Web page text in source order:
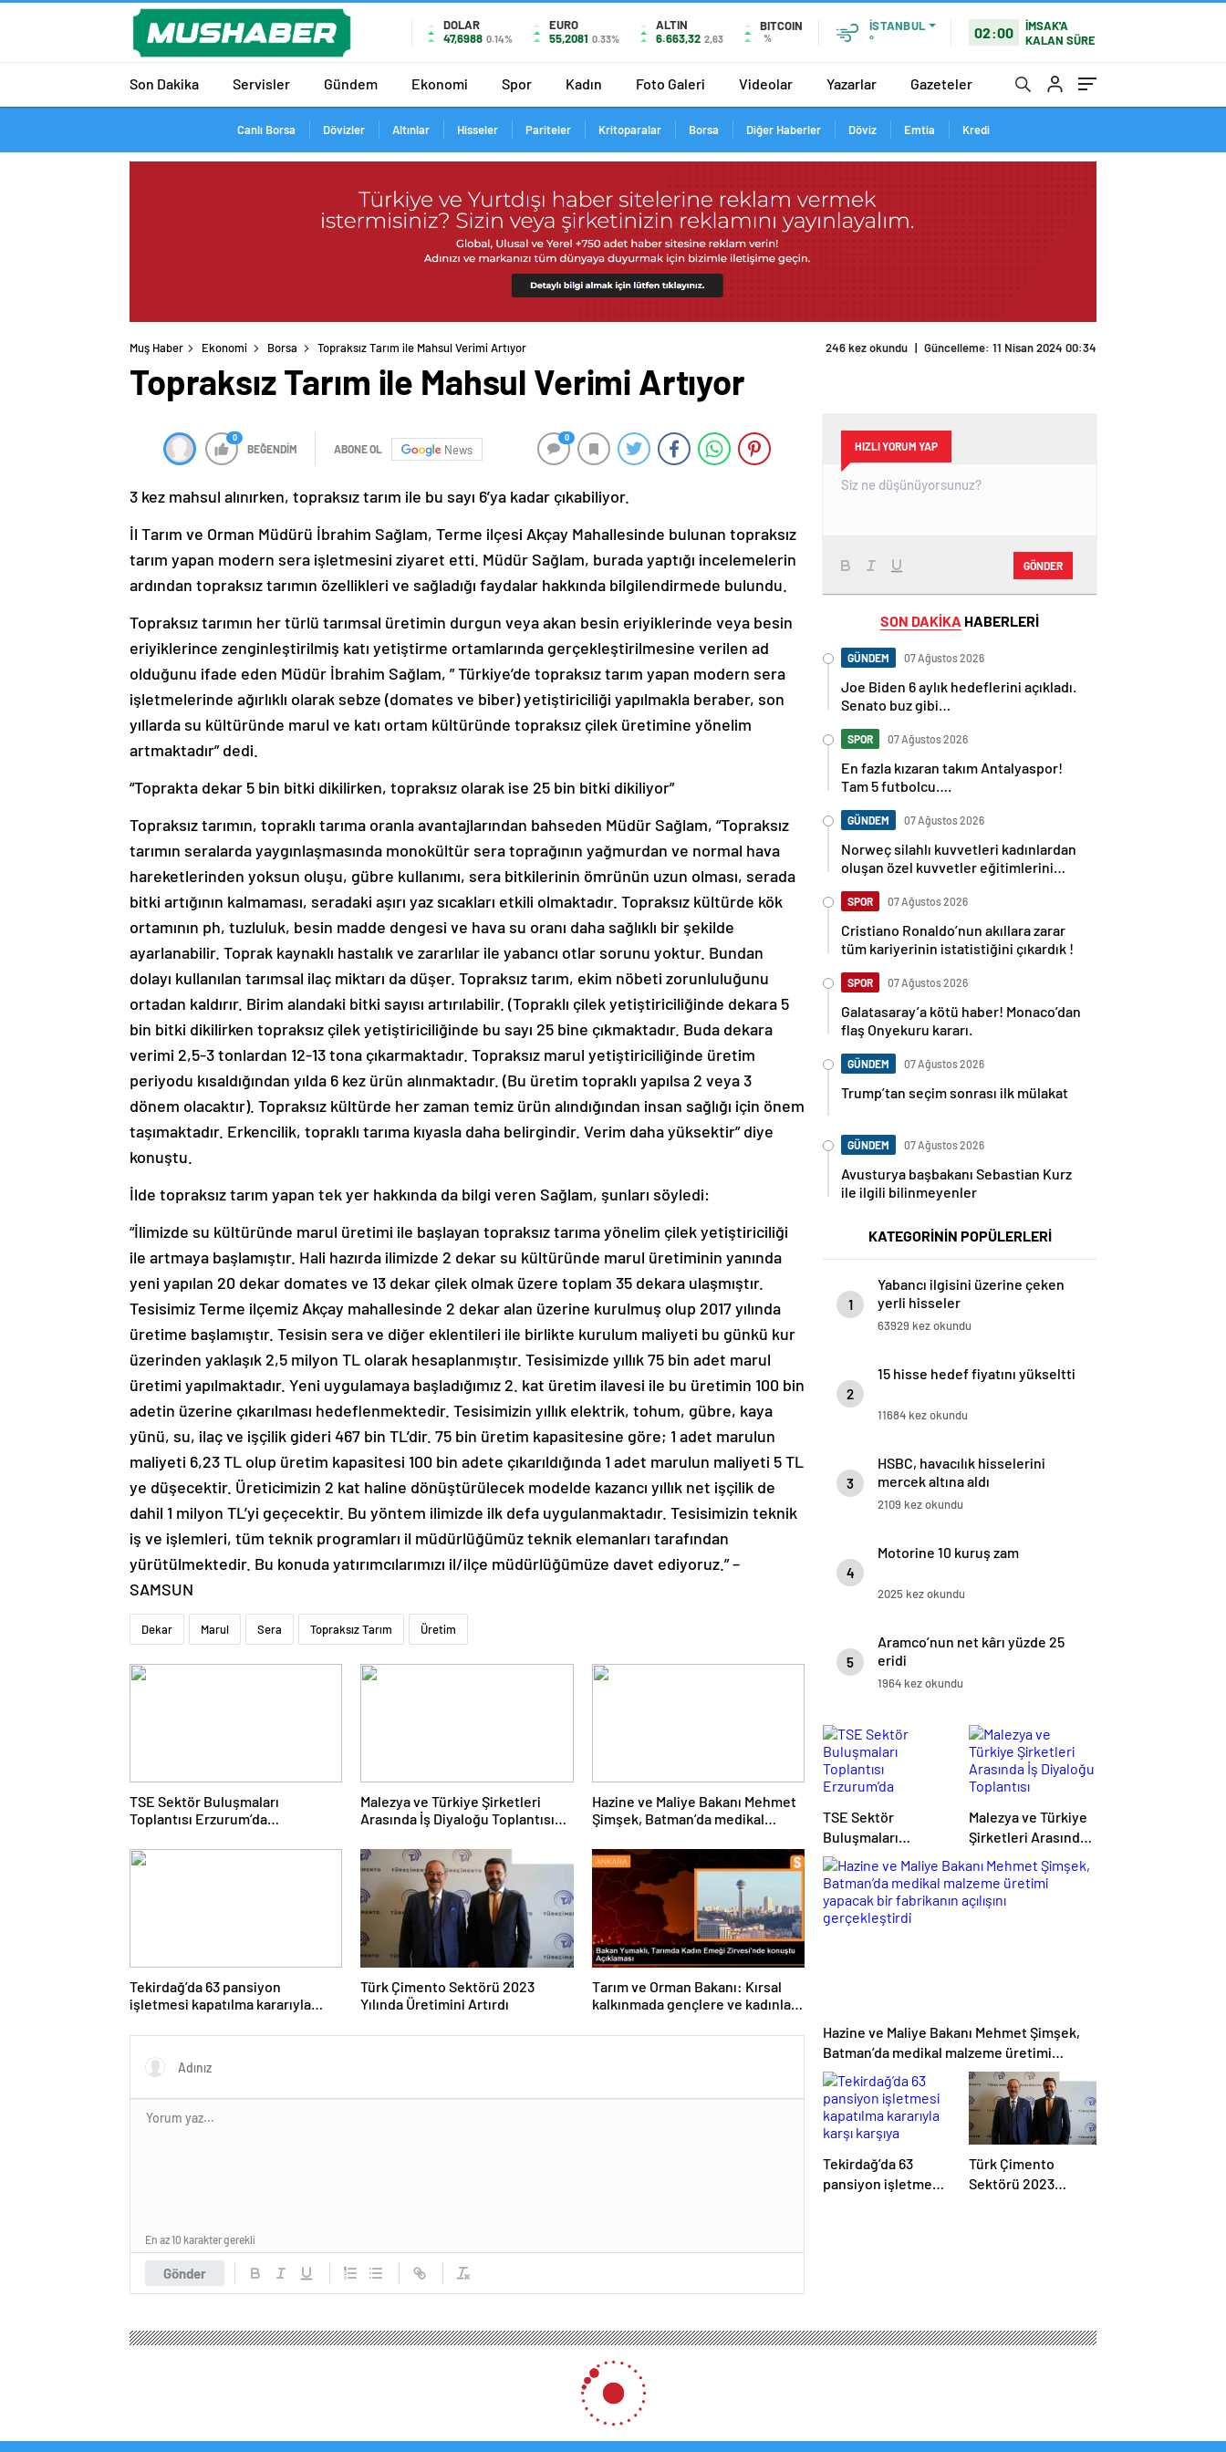
DOLAR
47,6988 0.14%
EURO
55,2081 0.33%
ALTIN
6.663,32 2,63
BITCOIN
%
İSTANBUL
°
02:00
İMSAK'A
KALAN SÜRE
Son Dakika Servisler Gündem Ekonomi Spor Kadın Foto Galeri Videolar Yazarlar Gazeteler
Canlı Borsa Dövizler Altınlar Hisseler Pariteler Kritoparalar Borsa Diğer Haberler Döviz Emtia Kredi
Muş Haber Ekonomi Borsa Topraksız Tarım ile Mahsul Verimi Artıyor 246 kez okundu | Güncelleme: 11 Nisan 2024 00:34
Topraksız Tarım ile Mahsul Verimi Artıyor
0
BEĞENDİM ABONE OL News
0
3 kez mahsul alınırken, topraksız tarım ile bu sayı 6’ya kadar çıkabiliyor.
İl Tarım ve Orman Müdürü İbrahim Sağlam, Terme ilçesi Akçay Mahallesinde bulunan topraksız
tarım yapan modern sera işletmesini ziyaret etti. Müdür Sağlam, burada yaptığı incelemelerin
ardından topraksız tarımın özellikleri ve sağladığı faydalar hakkında bilgilendirmede bulundu.
Topraksız tarımın her türlü tarımsal üretimin durgun veya akan besin eriyiklerinde veya besin
eriyiklerince zenginleştirilmiş katı yetiştirme ortamlarında gerçekleştirilmesine verilen ad
olduğunu ifade eden Müdür İbrahim Sağlam, ” Türkiye’de topraksız tarım yapan modern sera
işletmelerinde ağırlıklı olarak sebze (domates ve biber) yetiştiriciliği yapılmakla beraber, son
yıllarda su kültüründe marul ve katı ortam kültüründe topraksız çilek üretimine yönelim
artmaktadır” dedi.
“Toprakta dekar 5 bin bitki dikilirken, topraksız olarak ise 25 bin bitki dikiliyor”
Topraksız tarımın, topraklı tarıma oranla avantajlarından bahseden Müdür Sağlam, “Topraksız
tarımın seralarda yaygınlaşmasında monokültür sera toprağının yağmurdan ve normal hava
hareketlerinden yoksun oluşu, gübre kullanımı, sera bitkilerinin ömrünün uzun olması, serada
bitki artığının kalmaması, seradaki aşırı yaz sıcakları etkili olmaktadır. Topraksız kültürde kök
ortamının ph, tuzluluk, besin madde dengesi ve hava su oranı daha sağlıklı bir şekilde
ayarlanabilir. Toprak kaynaklı hastalık ve zararlılar ile yabancı otlar sorunu yoktur. Bundan
dolayı kullanılan tarımsal ilaç miktarı da düşer. Topraksız tarım, ekim nöbeti zorunluluğunu
ortadan kaldırır. Birim alandaki bitki sayısı artırılabilir. (Topraklı çilek yetiştiriciliğinde dekara 5
bin bitki dikilirken topraksız çilek yetiştiriciliğinde bu sayı 25 bine çıkmaktadır. Buda dekara
verimi 2,5-3 tonlardan 12-13 tona çıkarmaktadır. Topraksız marul yetiştiriciliğinde üretim
periyodu kısaldığından yılda 6 kez ürün alınmaktadır. (Bu üretim topraklı yapılsa 2 veya 3
dönem olacaktır). Topraksız kültürde her zaman temiz ürün alındığından insan sağlığı için önem
taşımaktadır. Erkencilik, topraklı tarıma kıyasla daha belirgindir. Verim daha yüksektir” diye
konuştu.
İlde topraksız tarım yapan tek yer hakkında da bilgi veren Sağlam, şunları söyledi:
“İlimizde su kültüründe marul üretimi ile başlayan topraksız tarıma yönelim çilek yetiştiriciliği
ile artmaya başlamıştır. Hali hazırda ilimizde 2 dekar su kültüründe marul üretiminin yanında
yeni yapılan 20 dekar domates ve 13 dekar çilek olmak üzere toplam 35 dekara ulaşmıştır.
Tesisimiz Terme ilçemiz Akçay mahallesinde 2 dekar alan üzerine kurulmuş olup 2017 yılında
üretime başlamıştır. Tesisin sera ve diğer eklentileri ile birlikte kurulum maliyeti bu günkü kur
üzerinden yaklaşık 2,5 milyon TL olarak hesaplanmıştır. Tesisimizde yıllık 75 bin adet marul
üretimi yapılmaktadır. Yeni uygulamaya başladığımız 2. kat üretim ilavesi ile bu üretimin 100 bin
adetin üzerine çıkarılması hedeflenmektedir. Tesisimizin yıllık elektrik, tohum, gübre, kaya
yünü, su, ilaç ve işçilik gideri 467 bin TL’dir. 75 bin üretim kapasitesine göre; 1 adet marulun
maliyeti 6,23 TL olup üretim kapasitesi 100 bin adete çıkarıldığında 1 adet marulun maliyeti 5 TL
ye düşecektir. Üreticimizin 2 kat haline dönüştürülecek modelde kazancı yıllık net işçilik de
dahil 1 milyon TL’yi geçecektir. Bu yöntem ilimizde ilk defa uygulanmaktadır. Tesisimizin teknik
iş ve işlemleri, tüm teknik programları il müdürlüğümüz teknik elemanları tarafından
yürütülmektedir. Bu konuda yatırımcılarımızı il/ilçe müdürlüğümüze davet ediyoruz.” –
SAMSUN
Dekar Marul Sera Topraksız Tarım Üretim
TSE Sektör Buluşmaları
Toplantısı Erzurum’da
Malezya ve Türkiye Şirketleri
Arasında İş Diyaloğu Toplantısı
Hazine ve Maliye Bakanı Mehmet
Şimşek, Batman’da medikal
fabrikanın açılışını gerçekleştirdi
Tekirdağ’da 63 pansiyon
işletmesi kapatılma kararıyla
Türk Çimento Sektörü 2023
Yılında Üretimini Artırdı
Tarım ve Orman Bakanı: Kırsal
kalkınmada gençlere ve kadınlara
Gönder
En az 10 karakter gerekli
HIZLI YORUM YAP
GÖNDER
SON DAKİKA HABERLERİ
GÜNDEM 07 Ağustos 2026
Joe Biden 6 aylık hedeflerini açıkladı.
Senato buz gibi…
SPOR 07 Ağustos 2026
En fazla kızaran takım Antalyaspor!
Tam 5 futbolcu….
GÜNDEM 07 Ağustos 2026
Norweç silahlı kuvvetleri kadınlardan
oluşan özel kuvvetler eğitimlerini
SPOR 07 Ağustos 2026
Cristiano Ronaldo’nun akıllara zarar
tüm kariyerinin istatistiğini çıkardık !
SPOR 07 Ağustos 2026
Galatasaray’a kötü haber! Monaco’dan
flaş Onyekuru kararı.
GÜNDEM 07 Ağustos 2026
Trump’tan seçim sonrası ilk mülakat
GÜNDEM 07 Ağustos 2026
Avusturya başbakanı Sebastian Kurz
ile ilgili bilinmeyenler
KATEGORİNİN POPÜLERLERİ
1
Yabancı ilgisini üzerine çeken
yerli hisseler
63929 kez okundu
2
15 hisse hedef fiyatını yükseltti
11684 kez okundu
3
HSBC, havacılık hisselerini
mercek altına aldı
2109 kez okundu
4
Motorine 10 kuruş zam
2025 kez okundu
5
Aramco’nun net kârı yüzde 25
eridi
1964 kez okundu
TSE Sektör
Buluşmaları
Toplantısı
Erzurum’da
Gerçekleştirildi
Malezya ve Türkiye
Şirketleri Arasında
İş Diyaloğu
Toplantısı
Gerçekleştirildi
Hazine ve Maliye Bakanı Mehmet Şimşek,
Batman’da medikal malzeme üretimi
yapacak bir fabrikanın açılışını
gerçekleştirdi
Tekirdağ’da 63
pansiyon işletmesi
Türk Çimento
Sektörü 2023